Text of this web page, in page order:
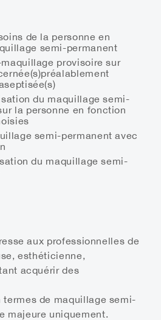
de la personne en
semi-permanent
provisoire sur
du maquillage semi-
la personne en fonction
semi-permanent avec
du maquillage semi-
aux professionnelles de
esthéticienne,
acquérir des
de maquillage semi-
majeure uniquement.